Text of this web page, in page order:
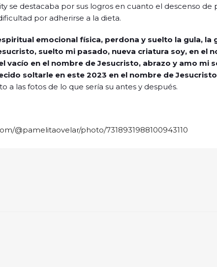
se destacaba por sus logros en cuanto el descenso de
por adherirse a la dieta.
emocional física, perdona y suelto la gula, la
suelto mi pasado, nueva criatura soy, en el
vacío en el nombre de Jesucristo, abrazo y amo mi
soltarle en este 2023 en el nombre de
a las fotos de lo que sería su antes y después.
@pamelitaovelar/photo/7318931988100943110